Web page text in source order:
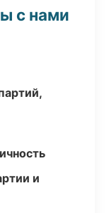
с нами
и